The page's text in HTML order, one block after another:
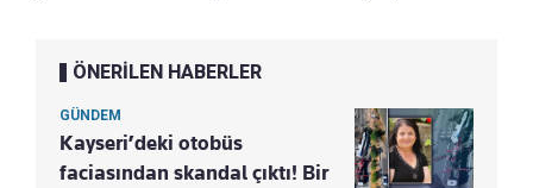
ÖNERİLEN HABERLER
GÜNDEM
Kayseri’deki otobüs
faciasından skandal çıktı! Bir